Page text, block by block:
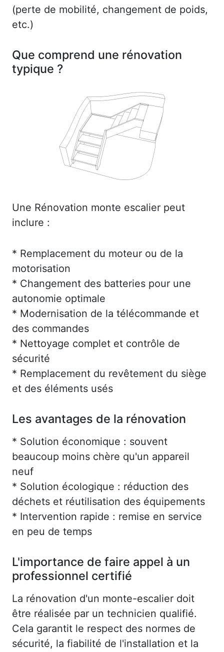
(perte de mobilité, changement de poids,
etc.)
Que comprend une rénovation
typique ?
Une Rénovation monte escalier peut
inclure :
* Remplacement du moteur ou de la
motorisation
* Changement des batteries pour une
autonomie optimale
* Modernisation de la télécommande et
des commandes
* Nettoyage complet et contrôle de
sécurité
* Remplacement du revêtement du siège
et des éléments usés
Les avantages de la rénovation
* Solution économique : souvent
beaucoup moins chère qu'un appareil
neuf
* Solution écologique : réduction des
déchets et réutilisation des équipements
* Intervention rapide : remise en service
en peu de temps
L'importance de faire appel à un
professionnel certifié
La rénovation d'un monte-escalier doit
être réalisée par un technicien qualifié.
Cela garantit le respect des normes de
sécurité, la fiabilité de l'installation et la